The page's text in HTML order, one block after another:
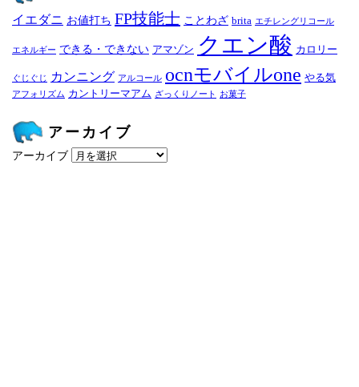
イエダニ お値打ち FP技能士 ことわざ brita エチレングリコール
エネルギー できる・できない アマゾン クエン酸 カロリー
ぐじぐじ カンニング アルコール ocnモバイルone やる気
アフォリズム カントリーマアム ざっくりノート お菓子
アーカイブ
アーカイブ